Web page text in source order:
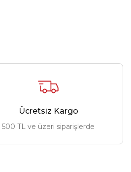
Ücretsiz Kargo
500 TL ve üzeri siparişlerde